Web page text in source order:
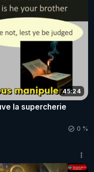
45:24
la supercherie
0 %